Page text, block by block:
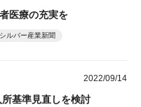
医療の充実を
シルバー産業新聞
2022/09/14
基準見直しを検討